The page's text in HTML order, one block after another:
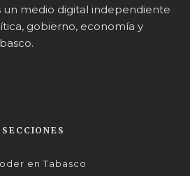
un medio digital independiente
gobierno, economía y
SECCIONES
en Tabasco